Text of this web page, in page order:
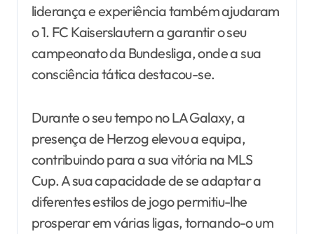
liderança e experiência também ajudaram
o 1. FC Kaiserslautern a garantir o seu
campeonato da Bundesliga, onde a sua
consciência tática destacou-se.
Durante o seu tempo no LA Galaxy, a
presença de Herzog elevou a equipa,
contribuindo para a sua vitória na MLS
Cup. A sua capacidade de se adaptar a
diferentes estilos de jogo permitiu-lhe
prosperar em várias ligas, tornando-o um